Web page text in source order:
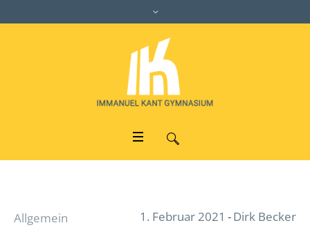
1. Februar 2021 Dirk Becker
Allgemein